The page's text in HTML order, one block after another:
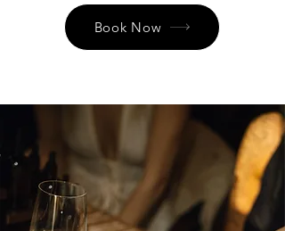
Book Now